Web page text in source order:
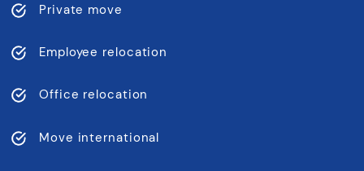
Private move
Employee relocation
Office relocation
Move international